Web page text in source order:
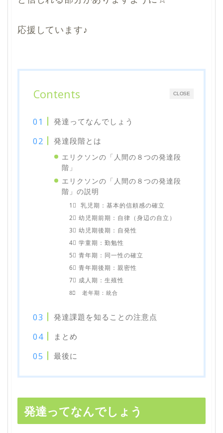
応援しています♪
CLOSE
Contents
発達ってなんでしょう
発達段階とは
エリクソンの「人間の８つの発達段
階」
エリクソンの「人間の８つの発達段
階」の説明
1⃣ 乳児期：基本的信頼感の確立
2⃣ 幼児期前期：自律（身辺の自立）
3⃣ 幼児期後期：自発性
4⃣ 学童期：勤勉性
5⃣ 青年期：同一性の確立
6⃣ 青年期後期：親密性
7⃣ 成人期：生殖性
8⃣ 老年期：統合
発達課題を知ることの注意点
まとめ
最後に
発達ってなんでしょう